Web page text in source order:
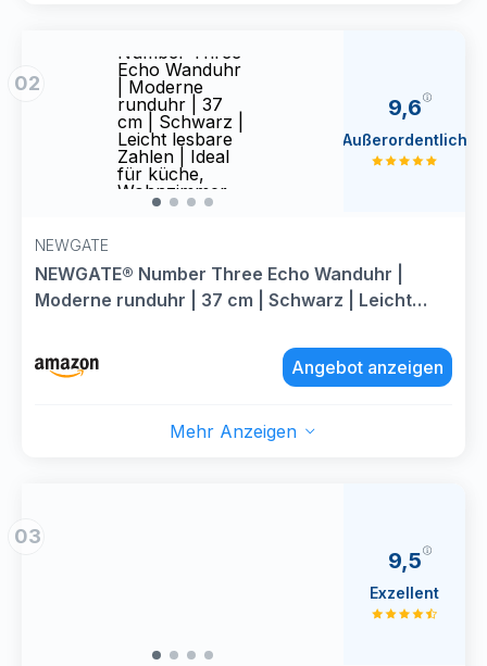
02
Number Three
Echo Wanduhr
| Moderne
runduhr | 37
cm | Schwarz |
Leicht lesbare
Zahlen | Ideal
für küche,
Wohnzimmer
oder büro
NEWGATE
NEWGATE® Number Three Echo Wanduhr |
Moderne runduhr | 37 cm | Schwarz | Leicht
oder büro
9,6
Außerordentlich
Angebot anzeigen
Mehr Anzeigen
03
9,5
Exzellent